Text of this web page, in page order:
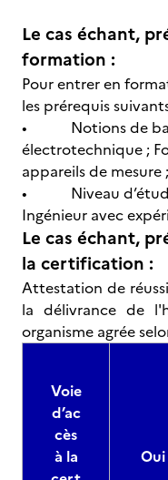
Le cas échant,
formation :
Pour entrer en
les prérequis
• Notions de
électrotechnique ;
appareils de mesure ;
• Niveau d’étude
Ingénieur avec
Le cas échant,
la certification :
Attestation de
la délivrance de
organisme agrée
Voie
d’ac
cès
à la
Oui